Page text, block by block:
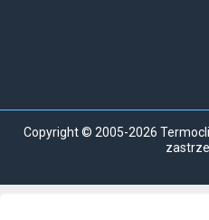
Copyright © 2005-2026